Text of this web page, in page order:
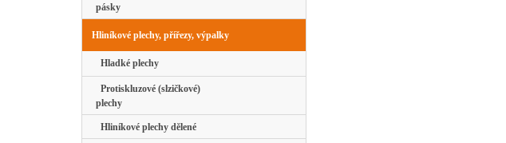
pásky
Hliníkové plechy, přířezy, výpalky
Hladké plechy
Protiskluzové (slzičkové)
plechy
Hliníkové plechy dělené